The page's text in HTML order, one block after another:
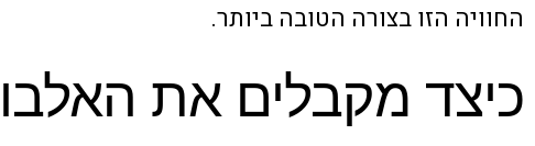
החוויה הזו בצורה הטובה ביותר.
כיצד מקבלים את